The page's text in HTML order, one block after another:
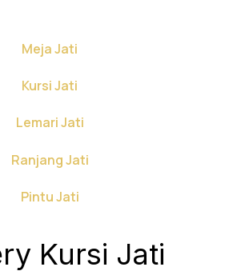
Meja Jati
Kursi Jati
Lemari Jati
Ranjang Jati
Pintu Jati
Kursi Jati